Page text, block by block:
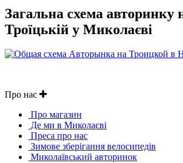
Загальна схема авторинку
Троїцькій у Миколаєві
Про нас
Про магазин
Де ми в Миколаєві
Преса про нас
Зимове зберігання велосипедів
Миколаївський авторинок